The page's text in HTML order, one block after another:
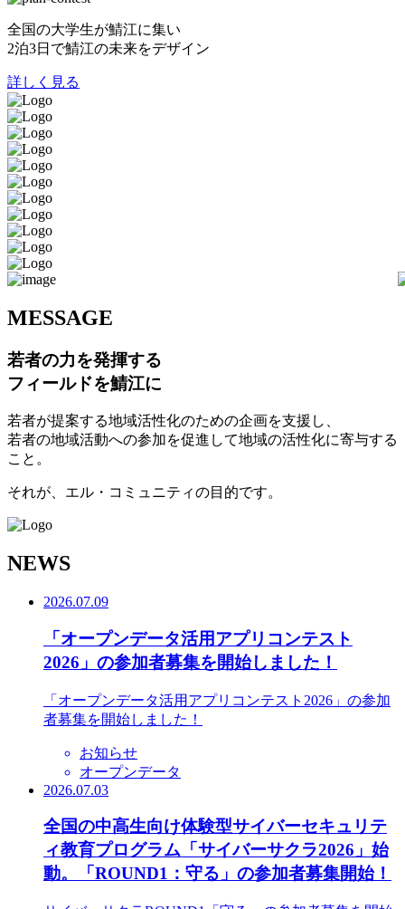
全国の大学生が鯖江に集い
2泊3日で鯖江の未来をデザイン
詳しく見る
MESSAGE
若者の力を発揮する
フィールドを鯖江に
若者が提案する地域活性化のための企画を支援し、
若者の地域活動への参加を促進して地域の活性化に寄与する
こと。
それが、エル・コミュニティの目的です。
NEWS
2026.07.09
「オープンデータ活用アプリコンテスト
2026」の参加者募集を開始しました！
「オープンデータ活用アプリコンテスト2026」の参加
者募集を開始しました！
お知らせ
オープンデータ
2026.07.03
全国の中高生向け体験型サイバーセキュリテ
ィ教育プログラム「サイバーサクラ2026」始
動。「ROUND1：守る」の参加者募集開始！